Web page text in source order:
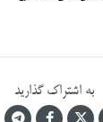
به اشتراک گذارید